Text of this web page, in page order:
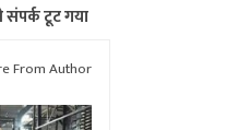
संपर्क टूट गया
From Author